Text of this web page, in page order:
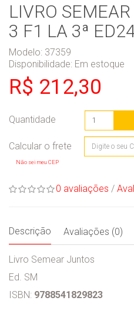
LIVRO
3 F1 LA 3ª
Modelo: 37359
Disponibilidade: Em estoque
R$ 212,30
Quantidade
Não sei meu CEP
0 avaliações /
Descrição Avaliações (0)
Livro Semear Juntos
Ed. SM
ISBN: 9788541829823